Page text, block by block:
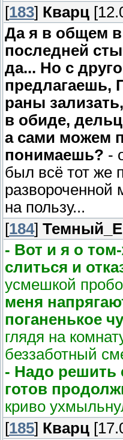
[183] Кварц
Да я в общем
последней
да... Но с
предлагаешь,
раны
в обиде,
а сами можем
понимаешь? -
был всё тот же
на пользу...
[184]
- Вот и я о
слиться и
усмешкой
меня
поганенькое
глядя на
беззаботный
- Надо решить
готов
криво
[185] Кварц